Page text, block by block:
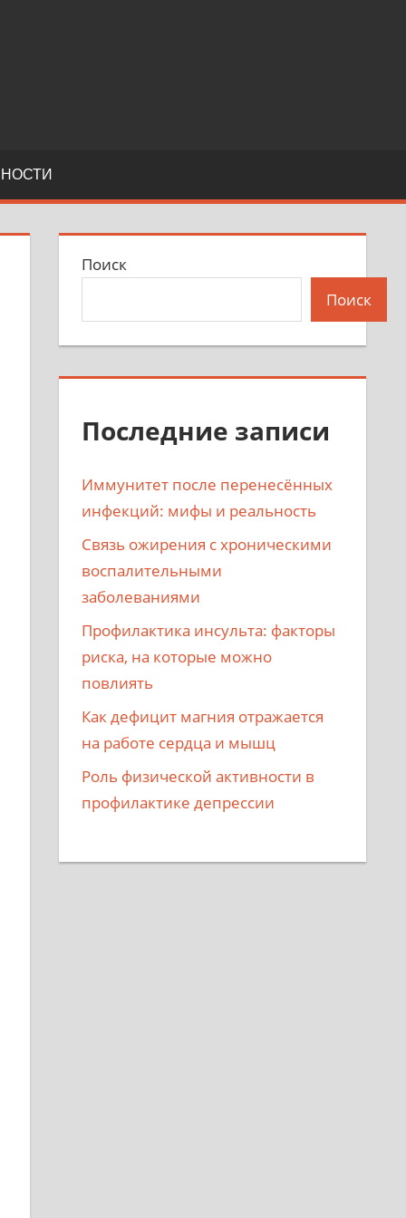
Поиск
Поиск
Последние записи
Иммунитет после перенесённых
инфекций: мифы и реальность
Связь ожирения с хроническими
воспалительными
заболеваниями
Профилактика инсульта: факторы
риска, на которые можно
повлиять
Как дефицит магния отражается
на работе сердца и мышц
Роль физической активности в
профилактике депрессии